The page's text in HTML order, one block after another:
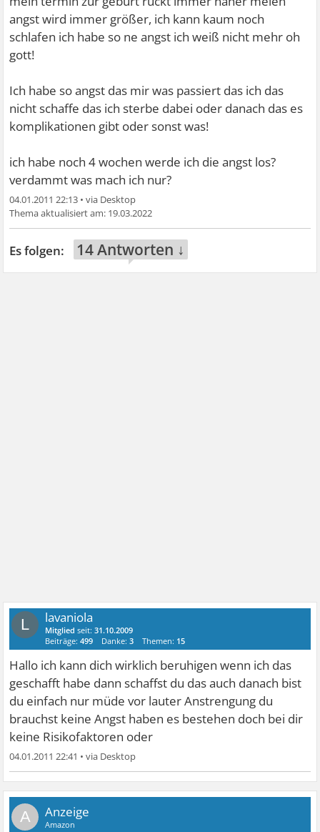
angst wird immer größer, ich kann kaum noch
schlafen ich habe so ne angst ich weiß nicht mehr oh
gott!
Ich habe so angst das mir was passiert das ich das
nicht schaffe das ich sterbe dabei oder danach das es
komplikationen gibt oder sonst was!
ich habe noch 4 wochen werde ich die angst los?
verdammt was mach ich nur?
04.01.2011 22:13 •
19.03.2022
14 Antworten ↓
L lavaniola
Mitglied seit:31.10.2009
Beiträge:499 Danke:3 Themen: 15
Hallo ich kann dich wirklich beruhigen wenn ich das
geschafft habe dann schaffst du das auch danach bist
du einfach nur müde vor lauter Anstrengung du
brauchst keine Angst haben es bestehen doch bei dir
keine Risikofaktoren oder
04.01.2011 22:41 •
A